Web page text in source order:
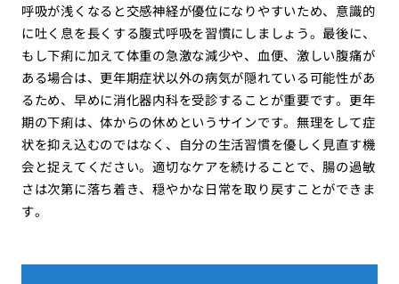
呼吸が浅くなると交感神経が優位になりやすいため、意識的
に吐く息を長くする腹式呼吸を習慣にしましょう。最後に、
もし下痢に加えて体重の急激な減少や、血便、激しい腹痛が
ある場合は、更年期症状以外の病気が隠れている可能性があ
るため、早めに消化器内科を受診することが重要です。更年
期の下痢は、体からの休めというサインです。無理をして症
状を抑え込むのではなく、自分の生活習慣を優しく見直す機
会と捉えてください。適切なケアを続けることで、腸の過敏
さは次第に落ち着き、穏やかな日常を取り戻すことができま
す。